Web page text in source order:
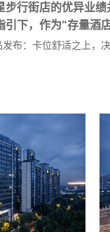
步行街店的优异业
引下，作为“存量酒
布：卡位舒适之上，